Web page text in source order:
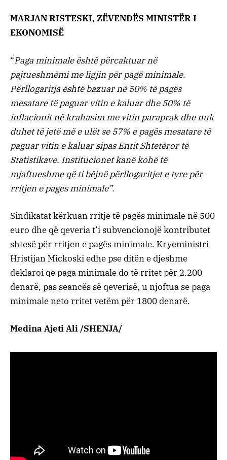
MARJAN RISTESKI, ZËVENDËS MINISTËR I
EKONOMISË
“Paga minimale është përcaktuar në
pajtueshmëmi me ligjin për pagë minimale.
Përllogaritja është bazuar në 50% të pagës
mesatare të paguar vitin e kaluar dhe 50% të
inflacionit në krahasim me vitin paraprak dhe nuk
duhet të jetë më e ulët se 57% e pagës mesatare të
paguar vitin e kaluar sipas Entit Shtetëror të
Statistikave. Institucionet kanë kohë të
mjaftueshme që ti bëjnë përllogaritjet e tyre për
rritjen e pages minimale”.
Sindikatat kërkuan rritje të pagës minimale në 500
euro dhe që qeveria t’i subvencionojë kontributet
shtesë për rritjen e pagës minimale. Kryeministri
Hristijan Mickoski edhe pse ditën e djeshme
deklaroi qe paga minimale do të rritet për 2.200
denarë, pas seancës së qeverisë, u njoftua se paga
minimale neto rritet vetëm për 1800 denarë.
Medina Ajeti Ali /SHENJA/